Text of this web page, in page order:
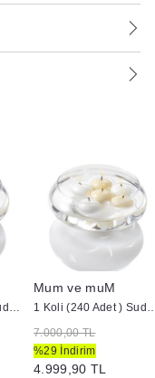
1 Koli (120 Adet ) Suda Yüzen Mum
Mum ve muM
1 Koli (240 Adet )
7.000,00 TL
%29 İndirim
4.999,90 TL